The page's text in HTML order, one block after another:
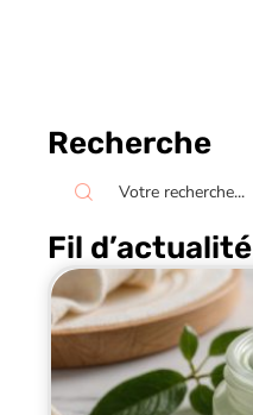
Recherche
Fil d’actualité